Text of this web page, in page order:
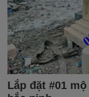
Lắp đặt #01